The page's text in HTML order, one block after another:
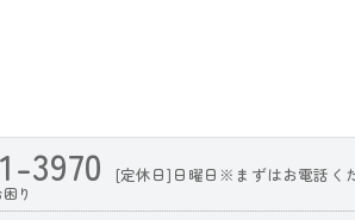
3970
り
[定休日]日曜日※まずはお電話く